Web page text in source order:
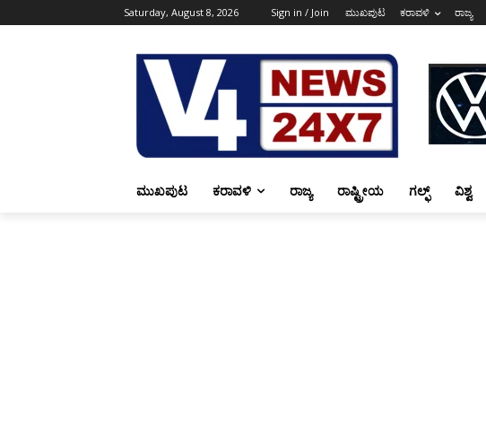
Saturday, August 8, 2026 Sign in / Join ಮುಖಪುಟ ಕರಾವಳಿ ರಾಜ್ಯ
ಮುಖಪುಟ ಕರಾವಳಿ ರಾಜ್ಯ ರಾಷ್ಟ್ರೀಯ ಗಲ್ಫ್ ವಿಶ್ವ